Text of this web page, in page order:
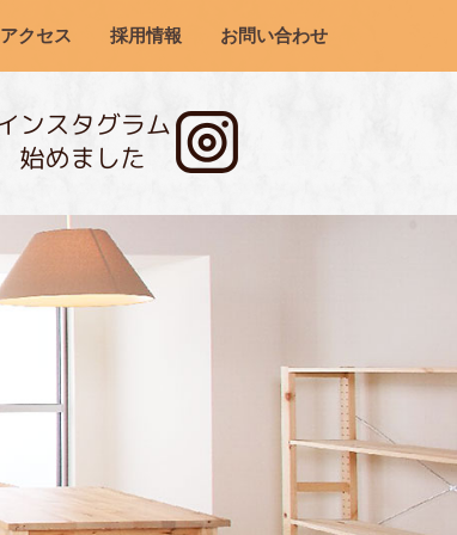
アクセス 採用情報 お問い合わせ